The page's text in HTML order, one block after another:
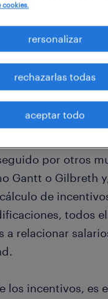
una
a actuar.
de la
la absoluta
se
aliciente
por otros
Gantt o Gilbreth
de
todos
a relacionar
los incentivos, es
cookies.
rersonalizar
rechazarlas todas
aceptar todo